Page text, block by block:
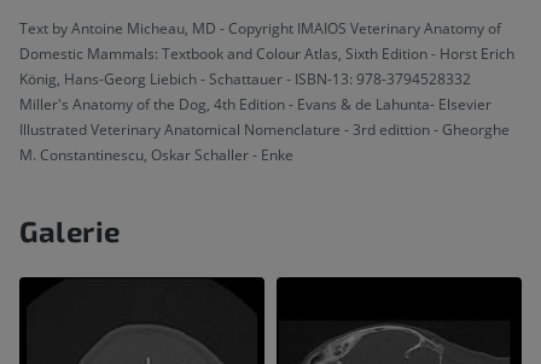
Text by Antoine Micheau, MD - Copyright IMAIOS Veterinary Anatomy of
Domestic Mammals: Textbook and Colour Atlas, Sixth Edition - Horst Erich
König, Hans-Georg Liebich - Schattauer - ISBN-13: 978-3794528332
Miller's Anatomy of the Dog, 4th Edition - Evans & de Lahunta- Elsevier
Illustrated Veterinary Anatomical Nomenclature - 3rd edittion - Gheorghe
M. Constantinescu, Oskar Schaller - Enke
Galerie